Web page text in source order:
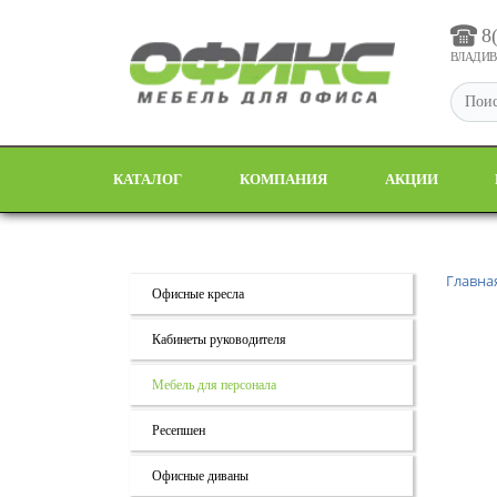
КАТАЛОГ КОМПАНИЯ АКЦИИ
Офисные кресла
Кабинеты руководителя
Мебель для персонала
Ресепшен
Офисные диваны